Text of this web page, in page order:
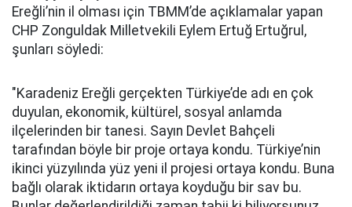
Ereğli’nin il olması için TBMM’de açıklamalar yapan
CHP Zonguldak Milletvekili Eylem Ertuğ Ertuğrul,
şunları söyledi:
"Karadeniz Ereğli gerçekten Türkiye’de adı en çok
duyulan, ekonomik, kültürel, sosyal anlamda
ilçelerinden bir tanesi. Sayın Devlet Bahçeli
tarafından böyle bir proje ortaya kondu. Türkiye’nin
ikinci yüzyılında yüz yeni il projesi ortaya kondu. Buna
bağlı olarak iktidarın ortaya koyduğu bir sav bu.